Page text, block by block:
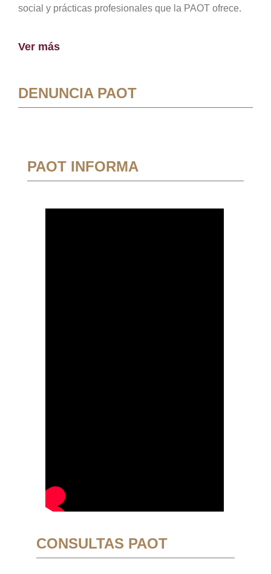
social y prácticas profesionales que la PAOT ofrece.
Ver más
DENUNCIA PAOT
PAOT INFORMA
CONSULTAS PAOT